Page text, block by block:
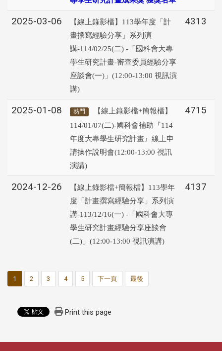
2025-03-06
【線上錄影檔】113學年度「計
畫撰寫經驗分享」系列演
講-114/02/25(二) -「國科會大專
學生研究計畫-審查委員經驗分享
座談會(一)」(12:00-13:00 視訊演
講)
4313
2025-01-08 熱門
【線上錄影檔+簡報檔】
114/01/07(二)-國科會補助『114
年度大專學生研究計畫』線上申
請操作說明會(12:00-13:00 視訊
演講)
4715
2024-12-26
【線上錄影檔+簡報檔】113學年
度「計畫撰寫經驗分享」系列演
講-113/12/16(一) -「國科會大專
學生研究計畫經驗分享座談會
(二)」(12:00-13:00 視訊演講)
4137
1 2 3 4 5 下一頁 最後
Print this page